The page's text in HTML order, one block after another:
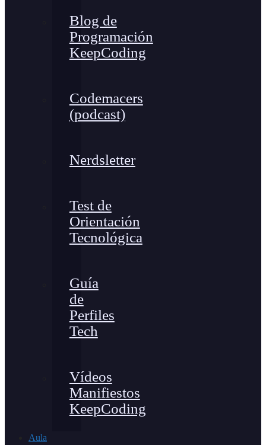
Blog de
Programación
KeepCoding
Codemacers
(podcast)
Nerdsletter
Test de
Orientación
Tecnológica
Guía
de
Perfiles
Tech
Vídeos
Manifiestos
KeepCoding
Aula